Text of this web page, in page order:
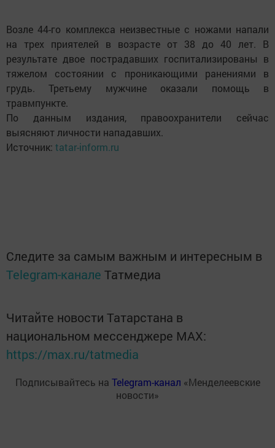
Возле 44-го комплекса неизвестные с ножами напали
на трех приятелей в возрасте от 38 до 40 лет. В
результате двое пострадавших госпитализированы в
тяжелом состоянии с проникающими ранениями в
грудь. Третьему мужчине оказали помощь в
травмпункте.
По данным издания, правоохранители сейчас
выясняют личности нападавших.
Источник: tatar-inform.ru
Следите за самым важным и интересным в
Telegram-канале Татмедиа
Читайте новости Татарстана в
национальном мессенджере MАХ:
https://max.ru/tatmedia
Подписывайтесь на Telegram-канал «Менделеевские
новости»